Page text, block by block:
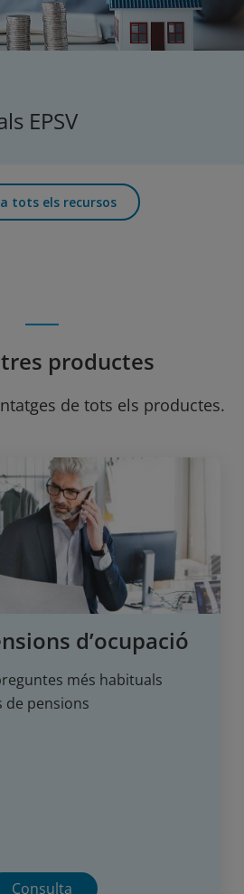
EPSV
tots els recursos
productes
de tots els productes.
d’ocupació
més habituals
de pensions
Consulta